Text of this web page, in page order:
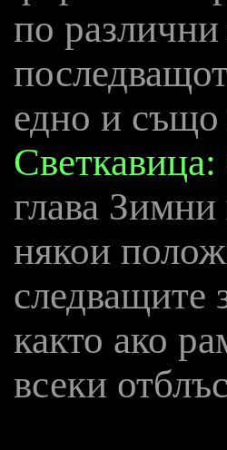
по
едно и
глава
някои
следващите
както ако
всеки